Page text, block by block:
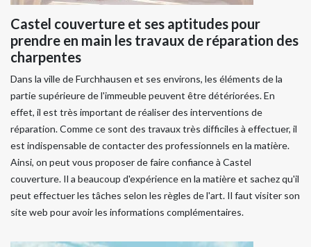
Castel couverture et ses aptitudes pour
prendre en main les travaux de réparation des
charpentes
Dans la ville de Furchhausen et ses environs, les éléments de la
partie supérieure de l'immeuble peuvent être détériorées. En
effet, il est très important de réaliser des interventions de
réparation. Comme ce sont des travaux très difficiles à effectuer, il
est indispensable de contacter des professionnels en la matière.
Ainsi, on peut vous proposer de faire confiance à Castel
couverture. Il a beaucoup d'expérience en la matière et sachez qu'il
peut effectuer les tâches selon les règles de l'art. Il faut visiter son
site web pour avoir les informations complémentaires.